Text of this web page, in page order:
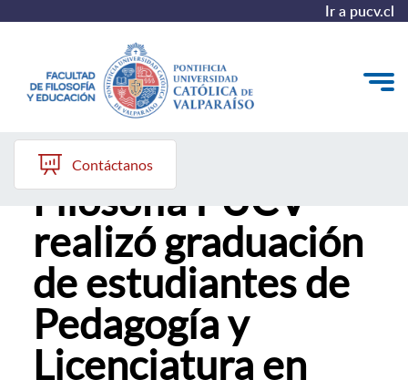
Ir a pucv.cl
Quiénes somos
Líneas de trabajo 2025-2028
Historia
Proyecto Conocimientos 2030
Reportes
Contáctanos
Instituto de
Filosofía PUCV
realizó graduación
de estudiantes de
Pedagogía y
Licenciatura en